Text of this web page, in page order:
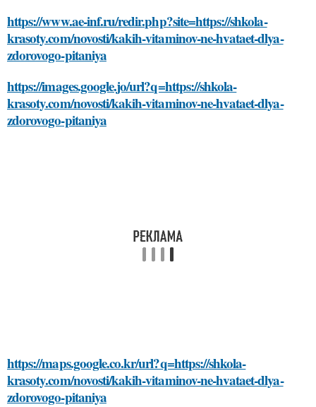
https://www.ae-inf.ru/redir.php?site=https://shkola-
krasoty.com/novosti/kakih-vitaminov-ne-hvataet-dlya-
zdorovogo-pitaniya
https://images.google.jo/url?q=https://shkola-
krasoty.com/novosti/kakih-vitaminov-ne-hvataet-dlya-
zdorovogo-pitaniya
https://maps.google.co.kr/url?q=https://shkola-
krasoty.com/novosti/kakih-vitaminov-ne-hvataet-dlya-
zdorovogo-pitaniya